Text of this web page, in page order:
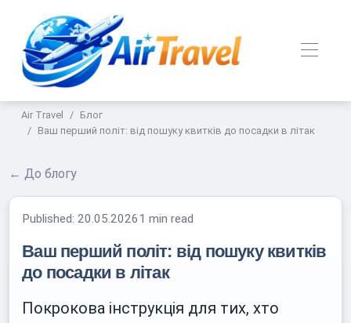
Air Travel
Блог
Ваш перший політ: від пошуку квитків до посадки в літак
← До блогу
Published:20.05.20261 min read
Ваш перший політ: від пошуку квитків
до посадки в літак
Покрокова інструкція для тих, хто